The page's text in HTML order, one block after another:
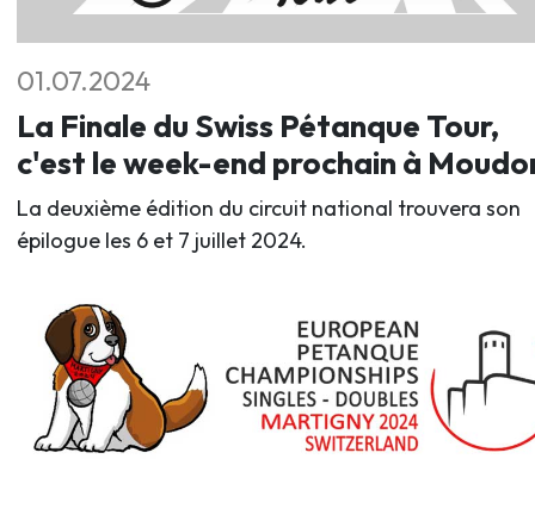
01.07.2024
La Finale du Swiss Pétanque Tour,
c'est le week-end prochain à
La deuxième édition du circuit national trouvera son
épilogue les 6 et 7 juillet 2024.